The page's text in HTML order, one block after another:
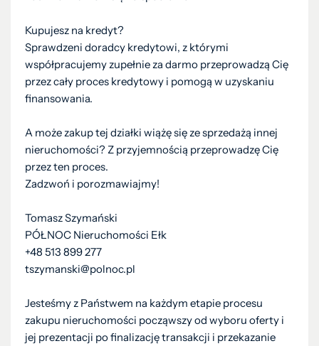
Kupujesz na kredyt?
Sprawdzeni doradcy kredytowi, z którymi
współpracujemy zupełnie za darmo przeprowadzą Cię
przez cały proces kredytowy i pomogą w uzyskaniu
finansowania.
A może zakup tej działki wiążę się ze sprzedażą innej
nieruchomości? Z przyjemnością przeprowadzę Cię
przez ten proces.
Zadzwoń i porozmawiajmy!
Tomasz Szymański
PÓŁNOC Nieruchomości Ełk
+48 513 899 277
tszymanski@polnoc.pl
Jesteśmy z Państwem na każdym etapie procesu
zakupu nieruchomości począwszy od wyboru oferty i
jej prezentacji po finalizację transakcji i przekazanie